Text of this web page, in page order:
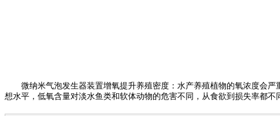
微纳米气泡发生器装置增氧提升养殖密度：水产养殖植物的氧浓度会严
想水平，低氧含量对淡水鱼类和软体动物的危害不同，从食欲到损失率都